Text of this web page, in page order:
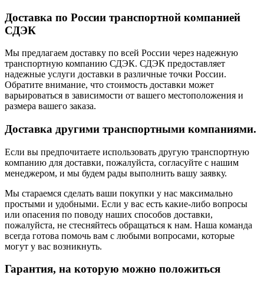
Доставка по России транспортной компанией
СДЭК
Мы предлагаем доставку по всей России через надежную
транспортную компанию СДЭК. СДЭК предоставляет
надежные услуги доставки в различные точки России.
Обратите внимание, что стоимость доставки может
варьироваться в зависимости от вашего местоположения и
размера вашего заказа.
Доставка другими транспортными компаниями.
Если вы предпочитаете использовать другую транспортную
компанию для доставки, пожалуйста, согласуйте с нашим
менеджером, и мы будем рады выполнить вашу заявку.
Мы стараемся сделать ваши покупки у нас максимально
простыми и удобными. Если у вас есть какие-либо вопросы
или опасения по поводу наших способов доставки,
пожалуйста, не стесняйтесь обращаться к нам. Наша команда
всегда готова помочь вам с любыми вопросами, которые
могут у вас возникнуть.
Гарантия, на которую можно положиться